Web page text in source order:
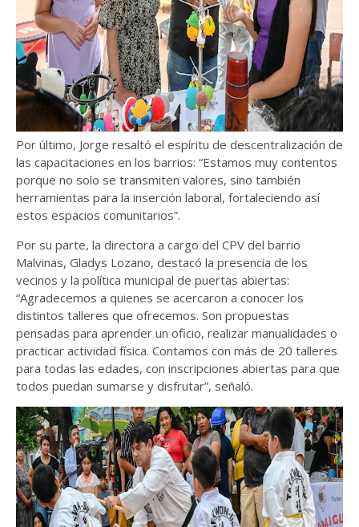
Por último, Jorge resaltó el espíritu de descentralización de
las capacitaciones en los barrios: “Estamos muy contentos
porque no solo se transmiten valores, sino también
herramientas para la inserción laboral, fortaleciendo así
estos espacios comunitarios”.
Por su parte, la directora a cargo del CPV del barrio
Malvinas, Gladys Lozano, destacó la presencia de los
vecinos y la política municipal de puertas abiertas:
“Agradecemos a quienes se acercaron a conocer los
distintos talleres que ofrecemos. Son propuestas
pensadas para aprender un oficio, realizar manualidades o
practicar actividad física. Contamos con más de 20 talleres
para todas las edades, con inscripciones abiertas para que
todos puedan sumarse y disfrutar”, señaló.